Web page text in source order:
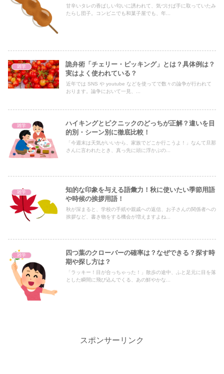
甘辛いタレの香ばしい匂いに誘われて、気づけば手に取っていたみ
たらし団子。コンビニでも和菓子屋でも、年...
雑学
詭弁術「チェリー・ピッキング」とは？具体例は？
実はよく使われている？
近年では SNS や youtube などを使ってで数々の論争が行われて
おります。論争において一見、...
雑学
ハイキングとピクニックのどっちが正解？違いを目
的別・シーン別に徹底比較！
「今週末は天気がいいから、家族でどこか行こうよ！」なんて旦那
さんに言われたとき、真っ先に頭に浮かぶの...
雑学
知的な印象を与える語彙力！秋に使いたい季節用語
や時候の挨拶用語！
秋が深まると、学校の手紙や親戚への返信、お子さんの関係者への
挨拶など、書き物をする機会が増えますよね...
雑学
四つ葉のクローバーの確率は？なぜできる？探す時
期や探し方は？
「ラッキー！目が合っちゃった！」散歩の途中、ふと足元に目を落
とした瞬間に飛び込んでくる、あの鮮やかな...
スポンサーリンク